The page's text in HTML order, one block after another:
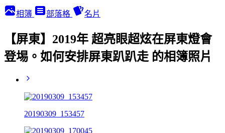
相簿 部落格 名片
【屏東】2019年 超亮眼超炫在屏東燈會
登埸。如何安排屏東趴趴走 的相簿照片
20190309_153457